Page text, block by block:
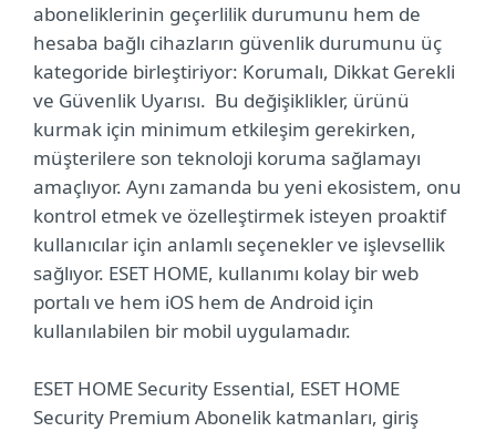
aboneliklerinin geçerlilik durumunu hem de
hesaba bağlı cihazların güvenlik durumunu üç
kategoride birleştiriyor: Korumalı, Dikkat Gerekli
ve Güvenlik Uyarısı. Bu değişiklikler, ürünü
kurmak için minimum etkileşim gerekirken,
müşterilere son teknoloji koruma sağlamayı
amaçlıyor. Aynı zamanda bu yeni ekosistem, onu
kontrol etmek ve özelleştirmek isteyen proaktif
kullanıcılar için anlamlı seçenekler ve işlevsellik
sağlıyor. ESET HOME, kullanımı kolay bir web
portalı ve hem iOS hem de Android için
kullanılabilen bir mobil uygulamadır.
ESET HOME Security Essential, ESET HOME
Security Premium Abonelik katmanları, giriş